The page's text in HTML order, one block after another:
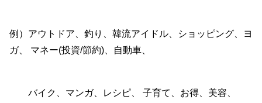
例）アウトドア、釣り、韓流アイドル、ショッピング、ヨ
ガ、 マネー(投資/節約)、自動車、
バイク、マンガ、レシピ、 子育て、お得、美容、